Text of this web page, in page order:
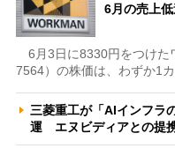
6月の売上
6月3日に8330円をつけた
7564）の株価は、わずか1
三菱重工が「AIインフラ
運 エヌビディアとの提